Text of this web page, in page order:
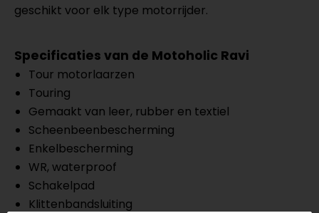
geschikt voor elk type motorrijder.
Specificaties van de Motoholic Ravi
Tour motorlaarzen
Touring
Gemaakt van leer, rubber en textiel
Scheenbeenbescherming
Enkelbescherming
WR, waterproof
Schakelpad
Klittenbandsluiting